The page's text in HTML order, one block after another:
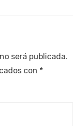
será publicada.
con *